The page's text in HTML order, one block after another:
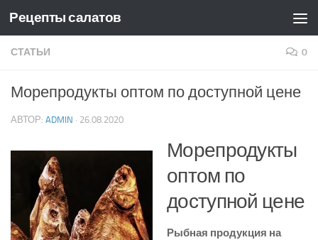
Skip to content
Рецепты салатов
СТАТЬИ 0
Морепродукты оптом по доступной цене
АВТОР: ADMIN · 26.08.2020
Морепродукты
оптом по
доступной цене
Рыбная продукция на